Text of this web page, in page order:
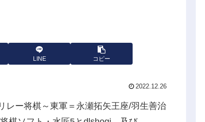
LINE コピー
2022.12.26
レー将棋～東軍＝永瀬拓矢王座/羽生善治